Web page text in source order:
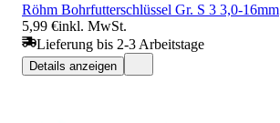
Röhm Bohrfutterschlüssel Gr. S 3 3,0-16mm
5,99 €inkl. MwSt.
Lieferung bis 2-3 Arbeitstage
Details anzeigen